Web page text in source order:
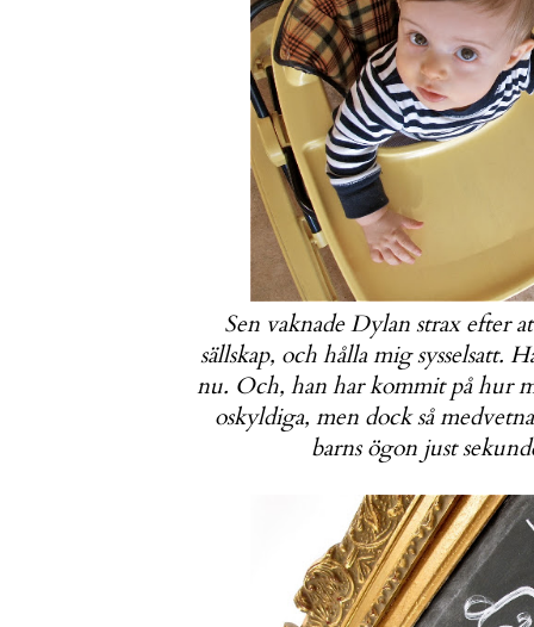
Sen vaknade Dylan strax efter
sällskap, och hålla mig sysselsatt.
nu. Och, han har kommit på hur
oskyldiga, men dock så
barns ögon just